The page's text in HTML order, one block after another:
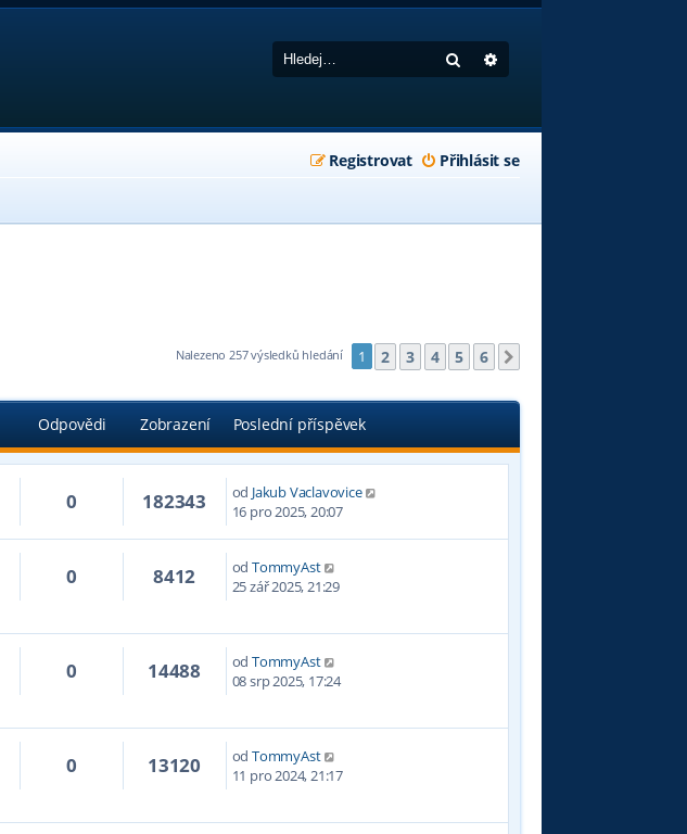
Hledat
Přihlásit se
Registrovat
Nalezeno 257 výsledků hledání 1 2 3 4 5 6
Odpovědi Zobrazení Poslední příspěvek
0 182343 od Jakub Vaclavovice
16 pro 2025, 20:07
0 8412 od TommyAst
25 zář 2025, 21:29
0 14488 od TommyAst
08 srp 2025, 17:24
0 13120 od TommyAst
11 pro 2024, 21:17